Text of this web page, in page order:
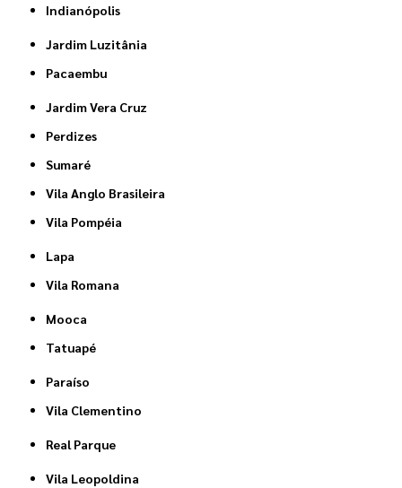
Indianópolis
Jardim Luzitânia
Pacaembu
Jardim Vera Cruz
Perdizes
Sumaré
Vila Anglo Brasileira
Vila Pompéia
Lapa
Vila Romana
Mooca
Tatuapé
Paraíso
Vila Clementino
Real Parque
Vila Leopoldina